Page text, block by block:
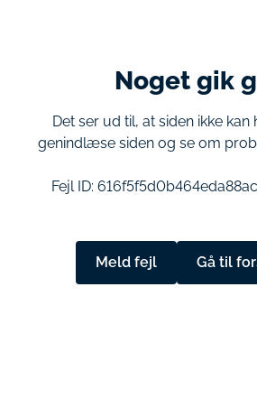
Noget gik
Det ser ud til, at siden ikke kan
genindlæse siden og se om
Fejl ID:
Meld fejl Gå til